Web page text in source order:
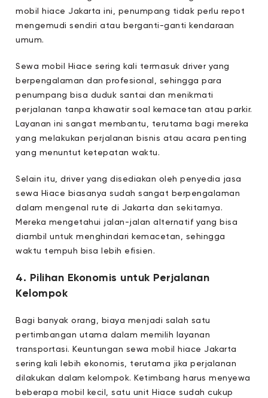
mobil hiace Jakarta ini, penumpang tidak perlu repot
mengemudi sendiri atau berganti-ganti kendaraan
umum.
Sewa mobil Hiace sering kali termasuk driver yang
berpengalaman dan profesional, sehingga para
penumpang bisa duduk santai dan menikmati
perjalanan tanpa khawatir soal kemacetan atau parkir.
Layanan ini sangat membantu, terutama bagi mereka
yang melakukan perjalanan bisnis atau acara penting
yang menuntut ketepatan waktu.
Selain itu, driver yang disediakan oleh penyedia jasa
sewa Hiace biasanya sudah sangat berpengalaman
dalam mengenal rute di Jakarta dan sekitarnya.
Mereka mengetahui jalan-jalan alternatif yang bisa
diambil untuk menghindari kemacetan, sehingga
waktu tempuh bisa lebih efisien.
4. Pilihan Ekonomis untuk Perjalanan
Kelompok
Bagi banyak orang, biaya menjadi salah satu
pertimbangan utama dalam memilih layanan
transportasi. Keuntungan sewa mobil hiace Jakarta
sering kali lebih ekonomis, terutama jika perjalanan
dilakukan dalam kelompok. Ketimbang harus menyewa
beberapa mobil kecil, satu unit Hiace sudah cukup